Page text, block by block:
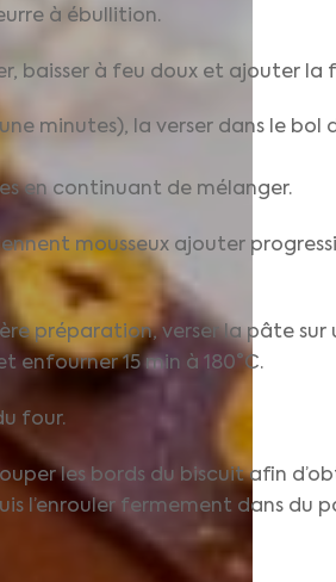
à ébullition.
baisser à feu doux et ajouter
minutes), la verser dans le bol
en continuant de mélanger.
mousseux ajouter
préparation, verser la pâte
enfourner 15 min à 180°C.
four.
les bords du biscuit afin
l’enrouler fermement dans du